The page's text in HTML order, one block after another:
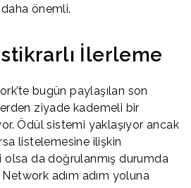
önemli.
İlerleme
bugün paylaşılan son
ziyade kademeli bir
Ödül sistemi yaklaşıyor ancak
listelemesine ilişkin
da doğrulanmış durumda
adım adım yoluna